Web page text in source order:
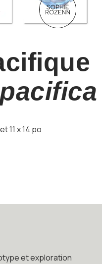
11 x 14 po
et exploration